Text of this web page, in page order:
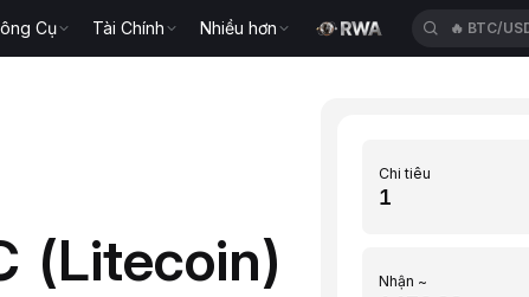
Cụ Tài Chính Nhiều hơn 🔥 BTC/
(Litecoin)
Chi tiêu
Nhận ~